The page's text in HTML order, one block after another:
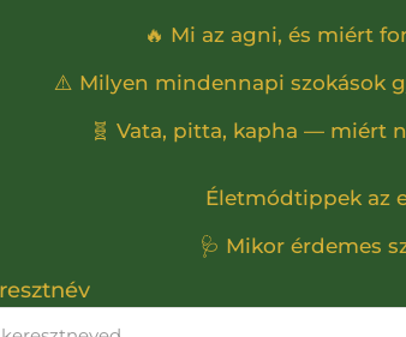
mitológiában, az istenek orvosa,
🔥 Mi az agni, és miért
⚠️ Milyen mindennapi szokások
🧬 Vata, pitta, kapha — miért
Életmódtippek az
🩺 Mikor érdemes